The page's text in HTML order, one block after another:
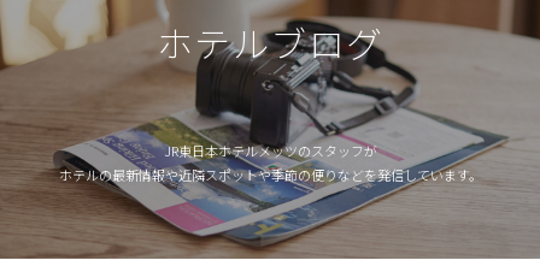
ホテルブログ
JR東日本ホテルメッツのスタッフが
ホテルの最新情報や近隣スポットや季節の便りなどを発信しています。